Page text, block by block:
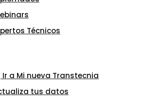
Técnicos
Ir a Mi nueva Transtecnia
tus datos